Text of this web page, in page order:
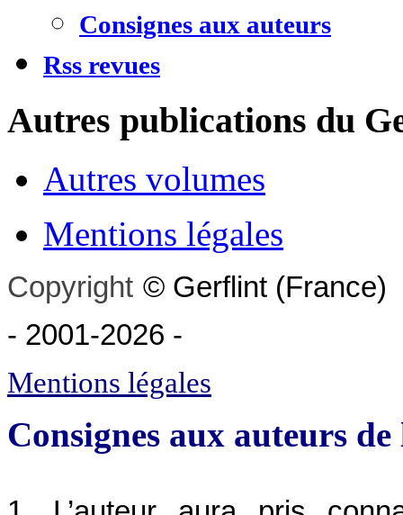
Consignes aux auteurs
Rss revues
Autres publications du
Autres volumes
Mentions légales
Copyright © Gerflint (France)
- 2001-2026 -
Mentions légales
Consignes aux auteurs